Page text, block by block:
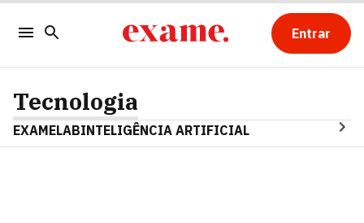
Entrar
Tecnologia
EXAMELABINTELIGÊNCIA ARTIFICIAL